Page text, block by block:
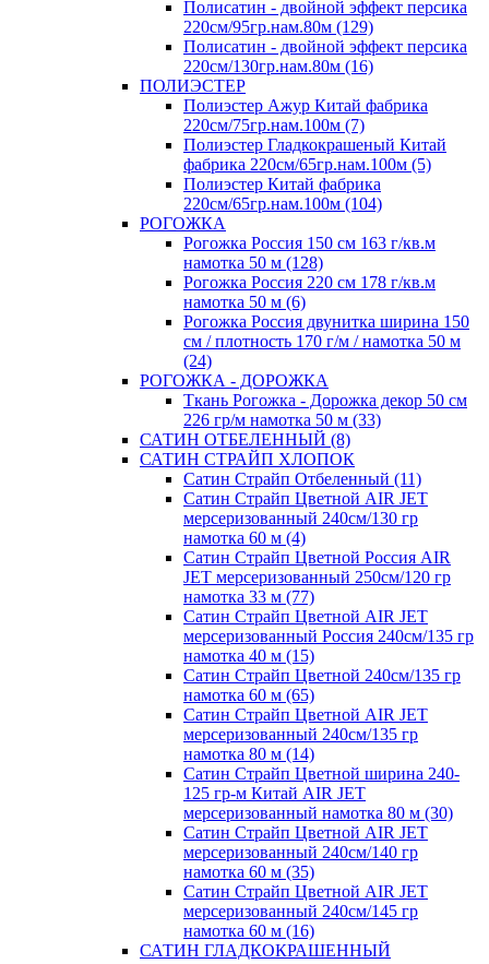
Полисатин - двойной эффект персика
220см/95гр.нам.80м (129)
Полисатин - двойной эффект персика
220см/130гр.нам.80м (16)
ПОЛИЭСТЕР
Полиэстер Ажур Китай фабрика
220см/75гр.нам.100м (7)
Полиэстер Гладкокрашеный Китай
фабрика 220см/65гр.нам.100м (5)
Полиэстер Китай фабрика
220см/65гр.нам.100м (104)
РОГОЖКА
Рогожка Россия 150 см 163 г/кв.м
намотка 50 м (128)
Рогожка Россия 220 см 178 г/кв.м
намотка 50 м (6)
Рогожка Россия двунитка ширина 150
см / плотность 170 г/м / намотка 50 м
(24)
РОГОЖКА - ДОРОЖКА
Ткань Рогожка - Дорожка декор 50 см
226 гр/м намотка 50 м (33)
САТИН ОТБЕЛЕННЫЙ (8)
САТИН СТРАЙП ХЛОПОК
Сатин Страйп Отбеленный (11)
Сатин Страйп Цветной AIR JET
мерсеризованный 240см/130 гр
намотка 60 м (4)
Сатин Страйп Цветной Россия AIR
JET мерсеризованный 250см/120 гр
намотка 33 м (77)
Сатин Страйп Цветной AIR JET
мерсеризованный Россия 240см/135 гр
намотка 40 м (15)
Сатин Страйп Цветной 240см/135 гр
намотка 60 м (65)
Сатин Страйп Цветной AIR JET
мерсеризованный 240см/135 гр
намотка 80 м (14)
Сатин Страйп Цветной ширина 240-
125 гр-м Китай AIR JET
мерсеризованный намотка 80 м (30)
Сатин Страйп Цветной AIR JET
мерсеризованный 240см/140 гр
намотка 60 м (35)
Сатин Страйп Цветной AIR JET
мерсеризованный 240см/145 гр
намотка 60 м (16)
САТИН ГЛАДКОКРАШЕННЫЙ